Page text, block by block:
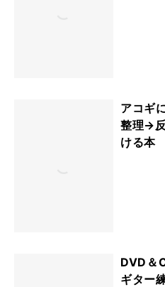
アコギ
整理→
ける本
DVD＆
ギター